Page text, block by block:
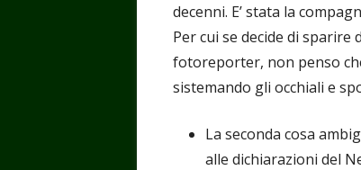
decenni. E’ stata la
Per cui se decide di sparire
fotoreporter, non penso
sistemando gli occhiali e
La seconda cosa
alle dichiarazioni del